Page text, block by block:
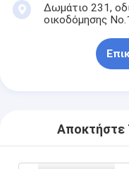
Δωμάτιο 231,
οικοδόμησης
Αποκτήστε